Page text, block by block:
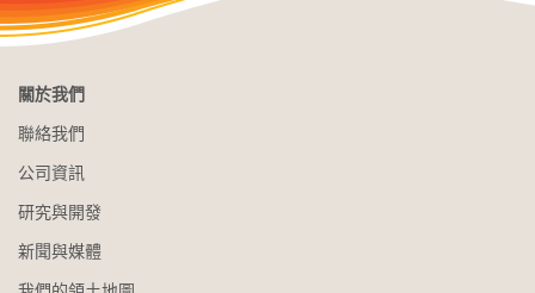
關於我們
聯絡我們
公司資訊
研究與開發
新聞與媒體